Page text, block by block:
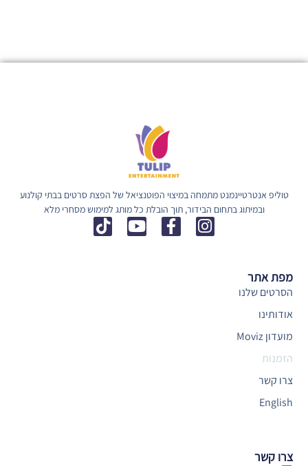
טוליפ אנטרטיינמנט מתמחה במיצוי הפוטנציאל של הפצת סרטים בבתי קולנוע
ובמיתוג בתחום הבידור, תוך הובלת כל מותג למימוש מסחרי מלא
מפת אתר
הסרטים שלנו
אודותינו
מועדון Moviz
הזמנות
צרו קשר
English
צרו קשר